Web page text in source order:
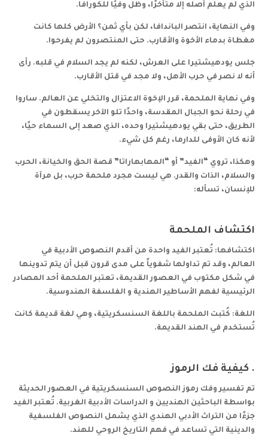
الذي لم يعلم أصله إلا متأخرًا، وظل وفيًّا للكورافا.
وفي النهاية، انتصر الباندافا، لكن بأي ثمن؟ الأرض كلها كانت
مغطاة بدماء الأخوة والأقارب. حتى المنتصرون لم يفرحوا.
جلس يودهيشتيرا على العرش، لكنه لم يجد السلام في قلبه. رأى
أنه لا نصر في حرب الأهل، ولا مجد في قتل الأقارب.
وفي نهاية الملحمة، قرر الإخوة الاعتزال والتخلي عن العالم. ساروا
في رحلة نحو الجبال المقدسة، واحدًا تلو الآخر يسقطون في
الطريق، حتى بقي يودهيشتيرا وحده، الذي صعد إلى السماء حيًا،
لأنه كان الأوفى للدارما، رغم كل شيء.
وهكذا، تروي “الفيد” أو “المهابهاراتا” قصة الحق والخيانة، الحرب
والسلام، الذات والقدر. هي ليست مجرد ملحمة حرب، بل مرآة
للإنسان، تسأله:
اكتشاف الملحمة
اكتشافها: تُعتبر الفيد واحدة من أقدم النصوص الأدبية في
العالم، وقد تم تداولها شفوياً على مدى قرون قبل أن يتم تدوينها
في شكل مكتوب في العصور القديمة، تعتبر الملحمة أحد المصادر
الرئيسية لفهم الأساطير الهندية و الفلسفة الهندوسية.
اللغة: كُتبت الملحمة باللغة السنسكريتية، وهي لغة قديمة كانت
تُستخدم في الهند القديمة.
. كيفية فك الرموز
تم تفسير وفك رموز النصوص السنسكريتية في العصور الحديثة
بواسطة الباحثين الهنديين و الدراسات الأدبية الغربية. تُعتبر الفيد
جزءًا من التراث الأدبي الهندي الذي يشمل النصوص الفلسفية
والدينية التي تساعد في فهم التاريخ الروحي للهند.